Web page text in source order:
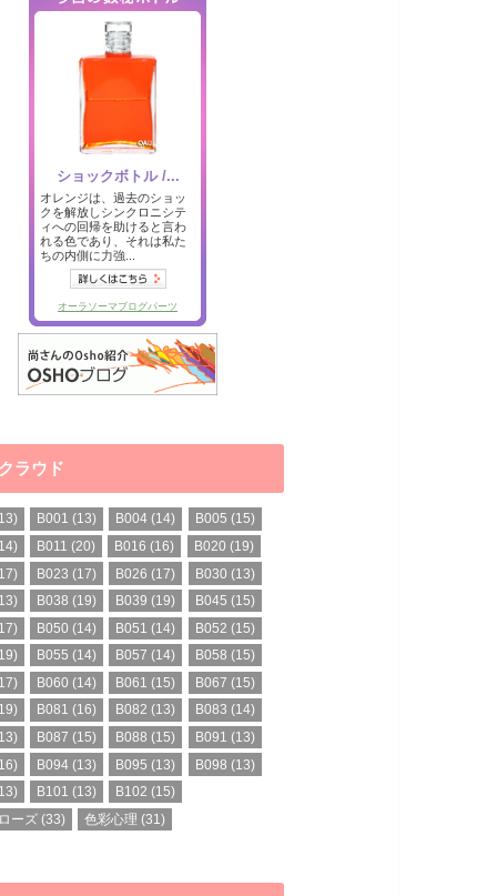
ラウド
B001 (13) B004 (14) B005 (15)
B011 (20) B016 (16) B020 (19)
B023 (17) B026 (17) B030 (13)
B038 (19) B039 (19) B045 (15)
B050 (14) B051 (14) B052 (15)
B055 (14) B057 (14) B058 (15)
B060 (14) B061 (15) B067 (15)
B081 (16) B082 (13) B083 (14)
B087 (15) B088 (15) B091 (13)
B094 (13) B095 (13) B098 (13)
B101 (13) B102 (15)
ーズ (33) 色彩心理 (31)